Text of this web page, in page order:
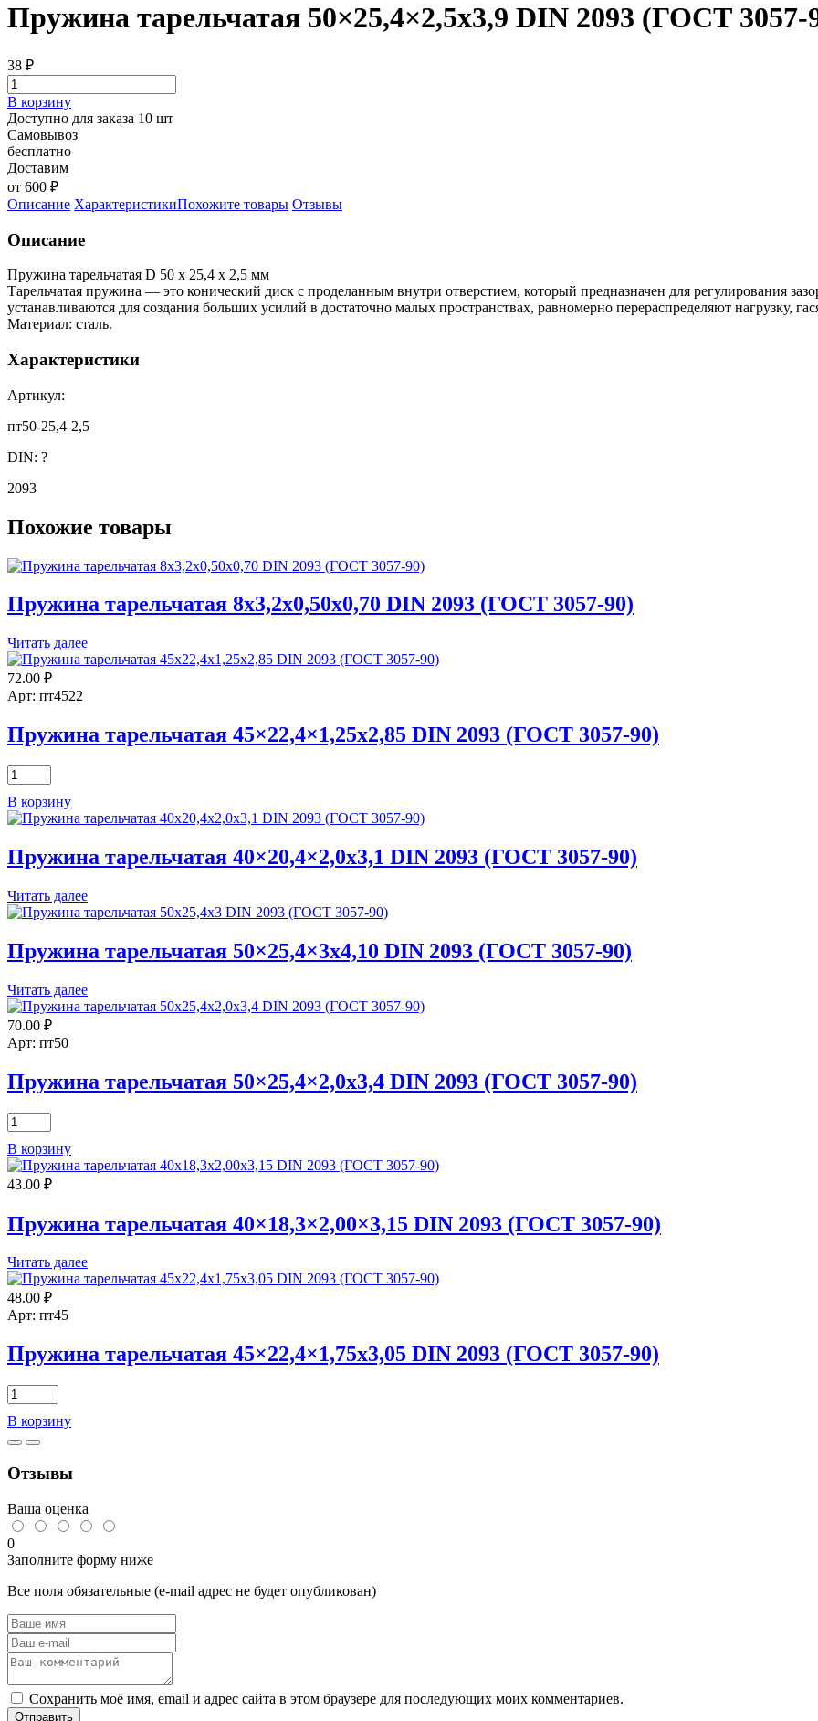
Пружина тарельчатая 50×25,4×2,5х3,9 DIN 2093 (ГОСТ 3057-
38 ₽
В корзину
Доступно для заказа 10 шт
Самовывоз
бесплатно
Доставим
от 600 ₽
Описание ХарактеристикиПохожите товары Отзывы
Описание
Пружина тарельчатая D 50 х 25,4 х 2,5 мм
Тарельчатая пружина — это конический диск с проделанным внутри отверстием, который предназначен для регулирования
устанавливаются для создания больших усилий в достаточно малых пространствах, равномерно перераспределяют нагрузку,
Материал: сталь.
Характеристики
Артикул:
пт50-25,4-2,5
DIN: ?
2093
Похожие товары
Пружина тарельчатая 8х3,2х0,50х0,70 DIN 2093 (ГОСТ 3057-90)
Читать далее
72.00 ₽
Арт: пт4522
Пружина тарельчатая 45×22,4×1,25х2,85 DIN 2093 (ГОСТ 3057-90)
Количество
товара
Пружина
тарельчатая
DIN
2093
(ГОСТ
3057-
90)
В корзину
Пружина тарельчатая 40×20,4×2,0х3,1 DIN 2093 (ГОСТ 3057-90)
Читать далее
Пружина тарельчатая 50×25,4×3х4,10 DIN 2093 (ГОСТ 3057-90)
Читать далее
70.00 ₽
Арт: пт50
Пружина тарельчатая 50×25,4×2,0х3,4 DIN 2093 (ГОСТ 3057-90)
Количество
товара
Пружина
тарельчатая
50x25,4x2,0х3,4
2093
(ГОСТ
90)
В корзину
43.00 ₽
Пружина тарельчатая 40×18,3×2,00×3,15 DIN 2093 (ГОСТ 3057-90)
Читать далее
48.00 ₽
Арт: пт45
Пружина тарельчатая 45×22,4×1,75х3,05 DIN 2093 (ГОСТ 3057-90)
Количество
товара
Пружина
тарельчатая
DIN
(ГОСТ
3057-
90)
В корзину
Отзывы
Ваша оценка
0
Заполните форму ниже
Все поля обязательные (e-mail адрес не будет опубликован)
Сохранить моё имя, email и адрес сайта в этом браузере для последующих моих комментариев.
Отправить